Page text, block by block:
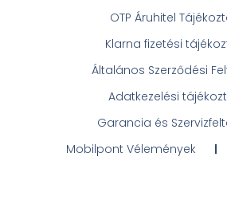
OTP Áruhitel
Klarna fizetési
Általános Szerződési
Adatkezelési
Garancia és
Mobilpont Vélemények